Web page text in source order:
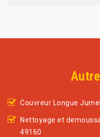
Couvreur Longue
Nettoyage et
49160